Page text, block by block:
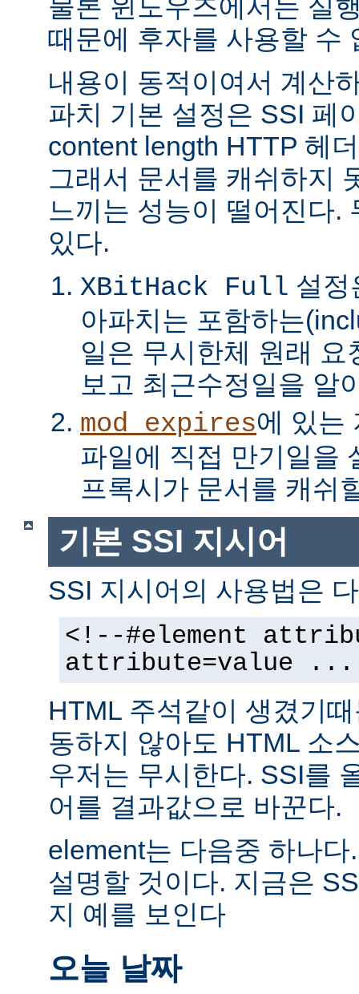
물론 윈도우즈에서는 실
때문에 후자를 사용할 수
내용이 동적이여서 계산
파치 기본 설정은 SSI 페
content length HTTP 헤
그래서 문서를 캐쉬하지
느끼는 성능이 떨어진다.
있다.
XBitHack Full 설정
아파치는 포함하는
일은 무시한체 원래
보고 최근수정일을 알
mod_expires에 있는
파일에 직접 만기일을
프록시가 문서를 캐쉬
기본 SSI 지시어
SSI 지시어의 사용법은
<!--#element
attribute=value
HTML 주석같이 생겼기
동하지 않아도 HTML 소
우저는 무시한다. SSI를
어를 결과값으로 바꾼다.
element는 다음중 하나
설명할 것이다. 지금은
지 예를 보인다
오늘 날짜